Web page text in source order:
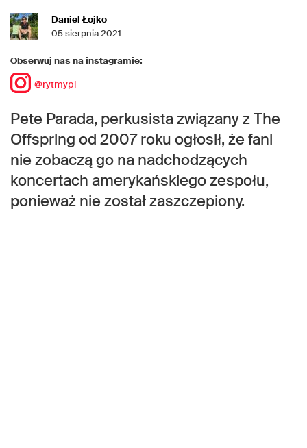
Daniel Łojko
05 sierpnia 2021
Obserwuj nas na instagramie:
@rytmypl
Pete Parada, perkusista związany z The
Offspring od 2007 roku ogłosił, że fani
nie zobaczą go na nadchodzących
koncertach amerykańskiego zespołu,
ponieważ nie został zaszczepiony.